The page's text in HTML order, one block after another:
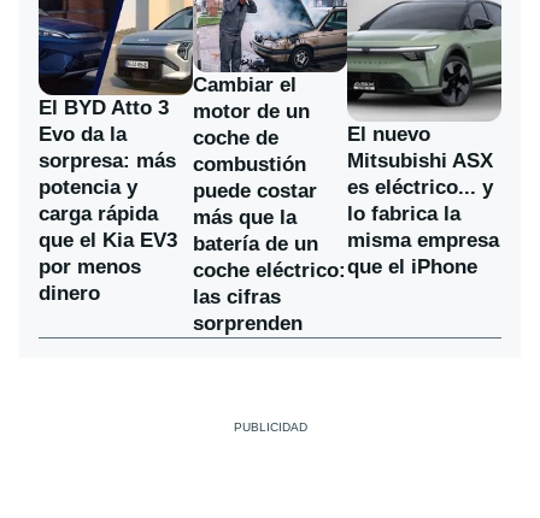
El BYD Atto 3
Evo da la
sorpresa: más
potencia y
carga rápida
que el Kia EV3
por menos
dinero
Cambiar el
motor de un
coche de
combustión
puede costar
más que la
batería de un
coche eléctrico:
las cifras
sorprenden
El nuevo
Mitsubishi ASX
es eléctrico... y
lo fabrica la
misma empresa
que el iPhone